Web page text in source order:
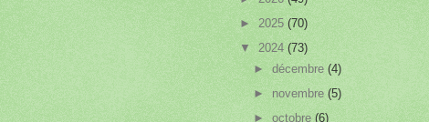
► 2025 (70)
▼ 2024 (73)
►décembre(4)
► novembre(5)
►octobre(6)